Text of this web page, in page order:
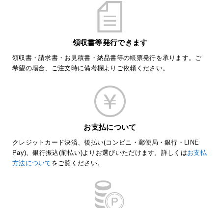
領収書等発行できます
領収書・請求書・お見積書・納品書等の帳票発行を承ります。ご
希望の場合、ご注文時に備考欄よりご依頼ください。
お支払について
クレジットカード決済、後払い(コンビニ・郵便局・銀行・LINE
Pay)、銀行振込(前払い)よりお選びいただけます。詳しくはお支払
方法について をご覧ください。